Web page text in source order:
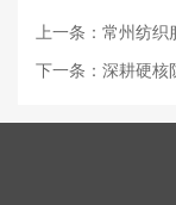
上一条：常州纺
下一条：深耕硬核